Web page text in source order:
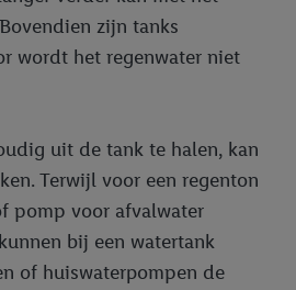
zijn tanks
wordt het regenwater niet
uit de tank te halen, kan
Terwijl voor een regenton
pomp voor afvalwater
bij een watertank
of huiswaterpompen de